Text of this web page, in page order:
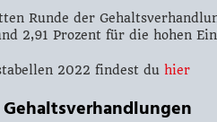
Runde der
2,91 Prozent für die hohen
2022 findest du hier
Gehaltsverhandlungen